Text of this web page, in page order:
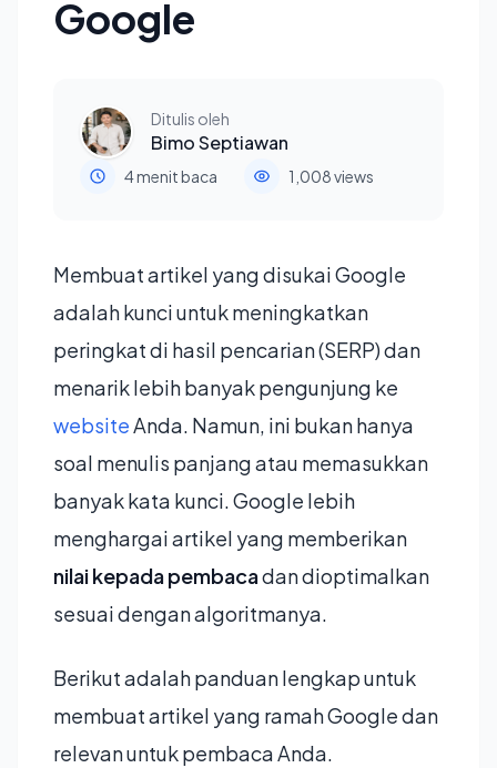
Google
Ditulis oleh
Bimo Septiawan
4 menit baca 1,008 views
Membuat artikel yang disukai Google
adalah kunci untuk meningkatkan
peringkat di hasil pencarian (SERP) dan
menarik lebih banyak pengunjung ke
websiteAnda. Namun, ini bukan hanya
soal menulis panjang atau memasukkan
banyak kata kunci. Google lebih
menghargai artikel yang memberikan
nilai kepada pembacadan dioptimalkan
sesuai dengan algoritmanya.
Berikut adalah panduan lengkap untuk
membuat artikel yang ramah Google dan
relevan untuk pembaca Anda.